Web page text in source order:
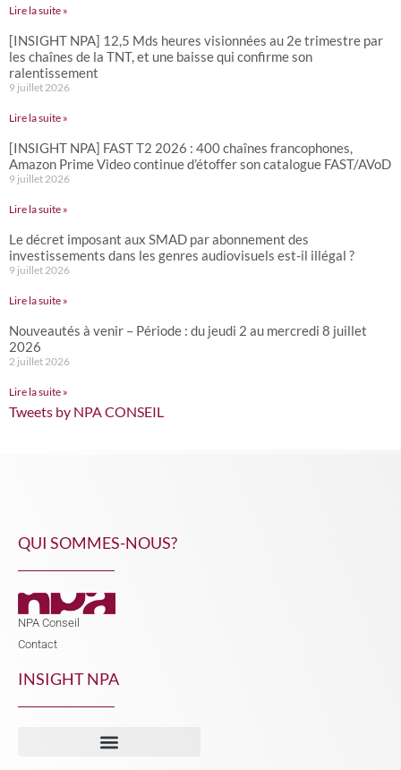
Lire la suite »
[INSIGHT NPA] 12,5 Mds heures visionnées au 2e trimestre par
les chaînes de la TNT, et une baisse qui confirme son
ralentissement
9 juillet 2026
Lire la suite »
[INSIGHT NPA] FAST T2 2026 : 400 chaînes francophones,
Amazon Prime Video continue d’étoffer son catalogue FAST/AVoD
9 juillet 2026
Lire la suite »
Le décret imposant aux SMAD par abonnement des
investissements dans les genres audiovisuels est-il illégal ?
9 juillet 2026
Lire la suite »
Nouveautés à venir – Période : du jeudi 2 au mercredi 8 juillet
2026
2 juillet 2026
Lire la suite »
Tweets by NPA CONSEIL
QUI SOMMES-NOUS?
NPA Conseil
Contact
INSIGHT NPA